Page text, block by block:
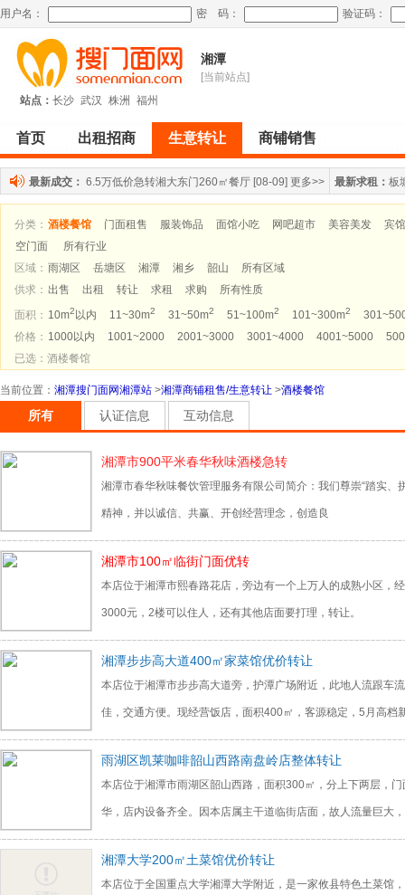
用户名： 密 码： 验证码：
湘潭
[当前站点]
站点： 长沙 武汉 株洲 福州
首页 出租招商 生意转让 商铺销售
最新成交： 6.5万低价急转湘大东门260㎡餐厅 [08-09] 更多>> 最新求租： 板
分类： 酒楼餐馆 门面租售 服装饰品 面馆小吃 网吧超市 美容美发
宾
空门面
所有行业
区域： 雨湖区 岳塘区 湘潭 湘乡 韶山
所有区域
供求： 出售 出租 转让 求租 求购
所有性质
面积： 10m2 以内 11~30m2 31~50m2 51~100m2 101~300m2
价格： 1000以内 1001~2000 2001~3000 3001~4000 4001~5000
已选：酒楼餐馆
当前位置 ： 湘潭搜门面网湘潭站 >湘潭商铺租售/生意转让 >酒楼餐馆
所有 认证信息 互动信息
湘潭市900平米春华秋味酒楼急转
湘潭市春华秋味餐饮管理服务有限公司简介：我们尊崇“踏实、
精神，并以诚信、共赢、开创经营理念，创造良
湘潭市100㎡临街门面优转
本店位于湘潭市熙春路花店，旁边有一个上万人的成熟小区，
3000元，2楼可以住人，还有其他店面要打理，转让。
湘潭步步高大道400㎡家菜馆优价转让
本店位于湘潭市步步高大道旁，护潭广场附近，此地人流跟车
佳，交通方便。现经营饭店，面积400㎡，客源稳定，5月高档
雨湖区凯莱咖啡韶山西路南盘岭店整体转让
本店位于湘潭市雨湖区韶山西路，面积300㎡，分上下两层，
华，店内设备齐全。因本店属主干道临街店面，故人流量巨大
湘潭大学200㎡土菜馆优价转让
本店位于全国重点大学湘潭大学附近，是一家攸县特色土菜馆